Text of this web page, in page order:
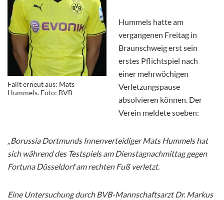
Fällt erneut aus: Mats
Hummels. Foto: BVB
Hummels hatte am
vergangenen Freitag in
Braunschweig erst sein
erstes Pflichtspiel nach
einer mehrwöchigen
Verletzungspause
absolvieren können. Der
Verein meldete soeben:
„Borussia Dortmunds Innenverteidiger Mats Hummels hat
sich während des Testspiels am Dienstagnachmittag gegen
Fortuna Düsseldorf am rechten Fuß verletzt.
Eine Untersuchung durch BVB-Mannschaftsarzt Dr. Markus